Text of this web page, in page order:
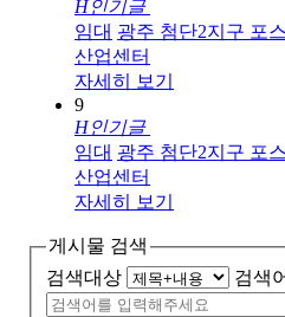
H인기글
임대 광주 첨단2지구 포
산업센터
자세히 보기
9
H인기글
임대 광주 첨단2지구 포
산업센터
자세히 보기
게시물 검색
검색대상
검색